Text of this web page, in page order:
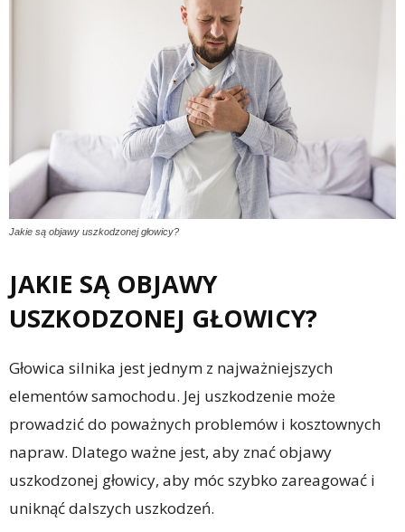
Jakie są objawy uszkodzonej głowicy?
JAKIE SĄ OBJAWY
USZKODZONEJ GŁOWICY?
Głowica silnika jest jednym z najważniejszych
elementów samochodu. Jej uszkodzenie może
prowadzić do poważnych problemów i kosztownych
napraw. Dlatego ważne jest, aby znać objawy
uszkodzonej głowicy, aby móc szybko zareagować i
uniknąć dalszych uszkodzeń.